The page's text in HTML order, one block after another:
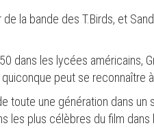
la bande des T.Birds, et
dans les lycées américains,
peut se reconnaître
toute une génération dans un
plus célèbres du film dans